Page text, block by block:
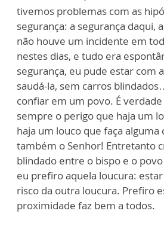
tivemos problemas com as
segurança: a segurança daqui,
não houve um incidente em
nestes dias, e tudo era
segurança, eu pude estar com
saudá-la, sem carros
confiar em um povo. É
sempre o perigo que haja um
haja um louco que faça alguma
também o Senhor! Entretanto
blindado entre o bispo e o
eu prefiro aquela loucura:
risco da outra loucura. Prefiro
proximidade faz bem a todos.